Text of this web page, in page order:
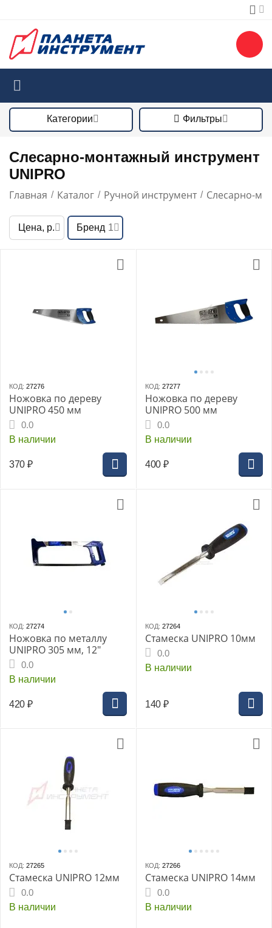
Категории Фильтры
Слесарно-монтажный инструмент
UNIPRO
Главная / Каталог / Ручной инструмент / Слесарно-
Цена, р. Бренд 1
КОД: 27276
Ножовка по дереву
UNIPRO 450 мм
0.0
В наличии
370 ₽
КОД: 27277
Ножовка по дереву
UNIPRO 500 мм
0.0
В наличии
400 ₽
КОД: 27274
Ножовка по металлу
UNIPRO 305 мм, 12"
0.0
В наличии
420 ₽
КОД: 27264
Стамеска UNIPRO 10мм
0.0
В наличии
140 ₽
КОД: 27265
Стамеска UNIPRO 12мм
0.0
В наличии
КОД: 27266
Стамеска UNIPRO 14мм
0.0
В наличии